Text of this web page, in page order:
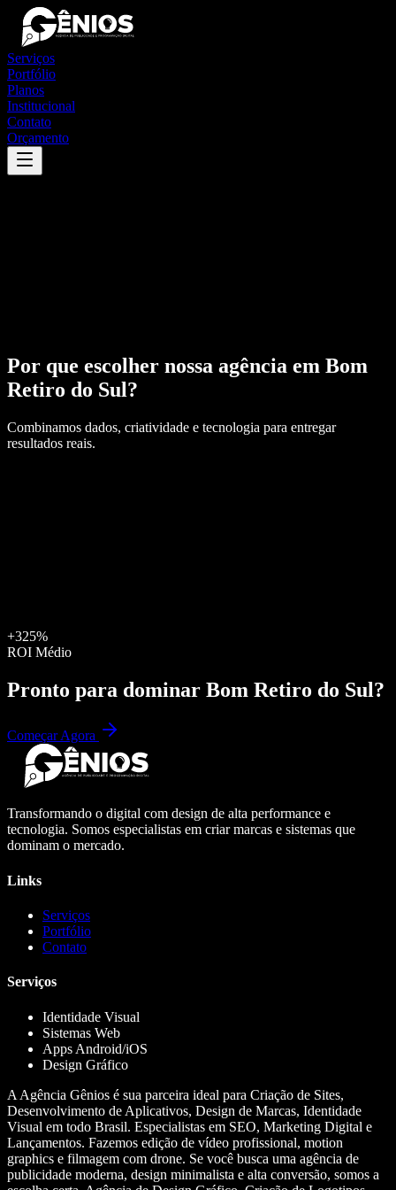
Serviços
Portfólio
Planos
Institucional
Contato
Orçamento
Por que escolher nossa agência em Bom
Retiro do Sul?
Combinamos dados, criatividade e tecnologia para entregar
resultados reais.
+325%
ROI Médio
Pronto para dominar Bom Retiro do Sul?
Começar Agora
Transformando o digital com design de alta performance e
tecnologia. Somos especialistas em criar marcas e sistemas que
dominam o mercado.
Links
Serviços
Portfólio
Contato
Serviços
Identidade Visual
Sistemas Web
Apps Android/iOS
Design Gráfico
A Agência Gênios é sua parceira ideal para Criação de Sites,
Desenvolvimento de Aplicativos, Design de Marcas, Identidade
Visual em todo Brasil. Especialistas em SEO, Marketing Digital e
Lançamentos. Fazemos edição de vídeo profissional, motion
graphics e filmagem com drone. Se você busca uma agência de
publicidade moderna, design minimalista e alta conversão, somos a